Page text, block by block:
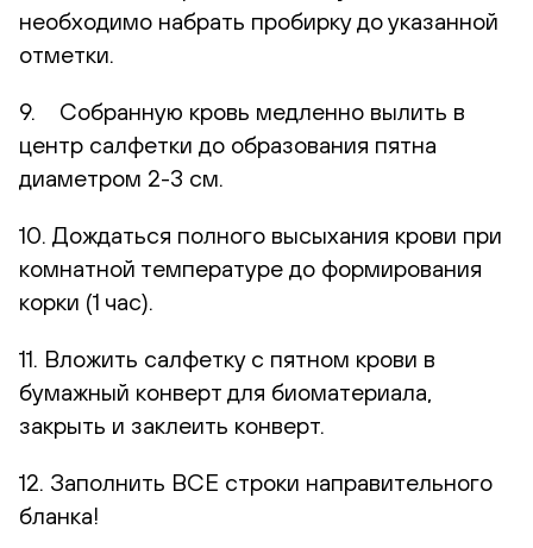
необходимо набрать пробирку до указанной
отметки.
9. Собранную кровь медленно вылить в
центр салфетки до образования пятна
диаметром 2-3 см.
10. Дождаться полного высыхания крови при
комнатной температуре до формирования
корки (1 час).
11. Вложить салфетку с пятном крови в
бумажный конверт для биоматериала,
закрыть и заклеить конверт.
12. Заполнить ВСЕ строки направительного
бланка!